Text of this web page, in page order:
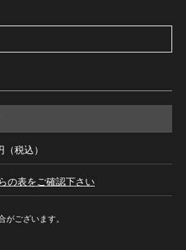
（税込）
の表をご確認下さい
ございます。